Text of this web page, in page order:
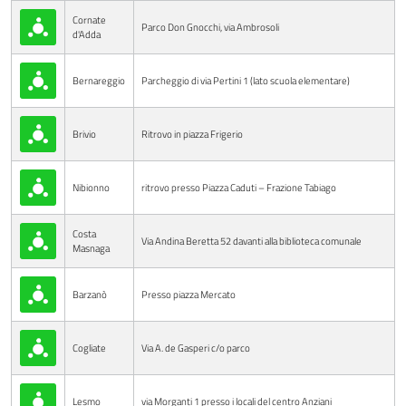
Cornate
d'Adda
Parco Don Gnocchi, via Ambrosoli
Bernareggio Parcheggio di via Pertini 1 (lato scuola elementare)
Brivio Ritrovo in piazza Frigerio
Nibionno ritrovo presso Piazza Caduti – Frazione Tabiago
Costa
Masnaga
Via Andina Beretta 52 davanti alla biblioteca comunale
Barzanò Presso piazza Mercato
Cogliate Via A. de Gasperi c/o parco
Lesmo via Morganti 1 presso i locali del centro Anziani